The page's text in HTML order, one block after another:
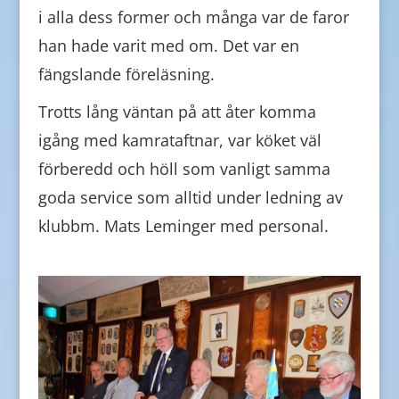
i alla dess former och många var de faror
han hade varit med om. Det var en
fängslande föreläsning.
Trotts lång väntan på att åter komma
igång med kamrataftnar, var köket väl
förberedd och höll som vanligt samma
goda service som alltid under ledning av
klubbm. Mats Leminger med personal.